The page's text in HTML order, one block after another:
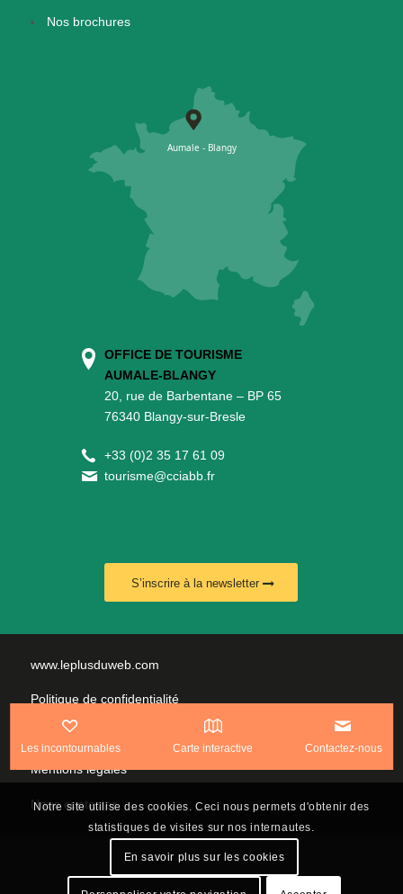
Les incontournables Carte interactive Contactez-nous
Nos brochures
OFFICE DE TOURISME
AUMALE-BLANGY
20, rue de Barbentane – BP 65
76340 Blangy-sur-Bresle
+33 (0)2 35 17 61 09
tourisme@cciabb.fr
S’inscrire à la newsletter
www.leplusduweb.com
Politique de confidentialité
Plan du site
Mentions légales
Nous contacter
Notre site utilise des cookies. Ceci nous permets d'obtenir des
statistiques de visites sur nos internautes.
En savoir plus sur les cookies